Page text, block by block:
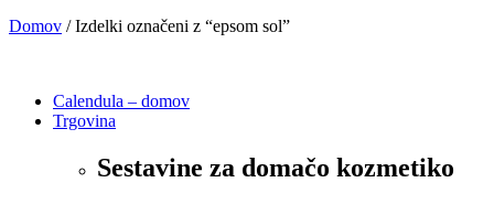
Domov / Izdelki označeni z “epsom sol”
Calendula – domov
Trgovina
Sestavine za domačo kozmetiko